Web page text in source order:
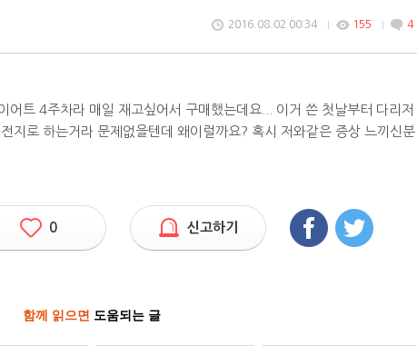
2016.08.02 00:34 155 4
어트 4주차라 매일 재고싶어서 구매했는데요... 이거 쓴 첫날부터 다리저
지로 하는거라 문제없을텐데 왜이럴까요? 혹시 저와같은 증상 느끼신분
0 신고하기
함께 읽으면 도움되는 글